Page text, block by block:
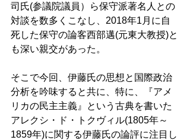
司氏(参議院議員）ら保守派著名人との
対談を数多くこなし、2018年1月に自
死した保守の論客西部邁(元東大教授)と
も深い親交があった。
そこで今回、伊藤氏の思想と国際政治
分析を吟味すると共に、特に、『アメ
リカの民主主義』という古典を書いた
アレクシ・ド・トクヴィル(1805年～
1859年)に関する伊藤氏の論評に注目し